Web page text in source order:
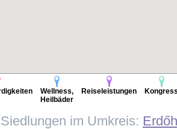
Wellness,
Heilbäder
Reiseleistungen
im Umkreis: